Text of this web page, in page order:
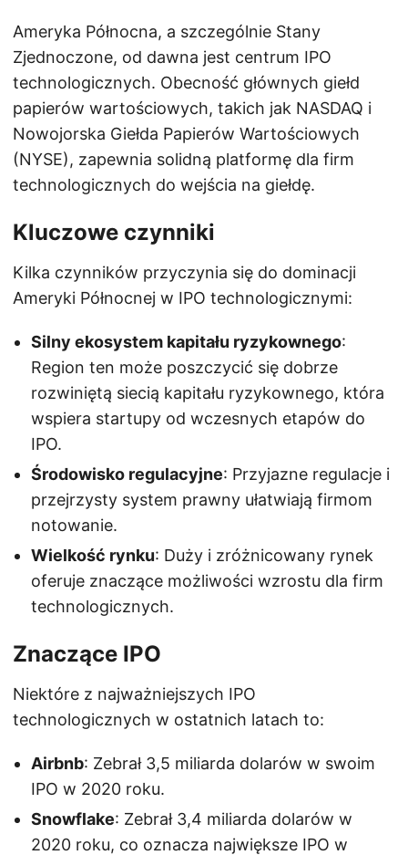
Ameryka Północna, a szczególnie Stany
Zjednoczone, od dawna jest centrum IPO
technologicznych. Obecność głównych giełd
papierów wartościowych, takich jak NASDAQ i
Nowojorska Giełda Papierów Wartościowych
(NYSE), zapewnia solidną platformę dla firm
technologicznych do wejścia na giełdę.
Kluczowe czynniki
Kilka czynników przyczynia się do dominacji
Ameryki Północnej w IPO technologicznymi:
Silny ekosystem kapitału ryzykownego:
Region ten może poszczycić się dobrze
rozwiniętą siecią kapitału ryzykownego, która
wspiera startupy od wczesnych etapów do
IPO.
Środowisko regulacyjne: Przyjazne regulacje i
przejrzysty system prawny ułatwiają firmom
notowanie.
Wielkość rynku: Duży i zróżnicowany rynek
oferuje znaczące możliwości wzrostu dla firm
technologicznych.
Znaczące IPO
Niektóre z najważniejszych IPO
technologicznych w ostatnich latach to:
Airbnb: Zebrał 3,5 miliarda dolarów w swoim
IPO w 2020 roku.
Snowflake: Zebrał 3,4 miliarda dolarów w
2020 roku, co oznacza największe IPO w